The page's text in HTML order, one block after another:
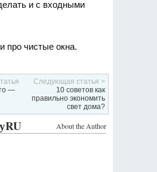
и с входными
про чистые окна.
—
Следующая статья >
10 советов как
правильно экономить
свет дома?
About the Author